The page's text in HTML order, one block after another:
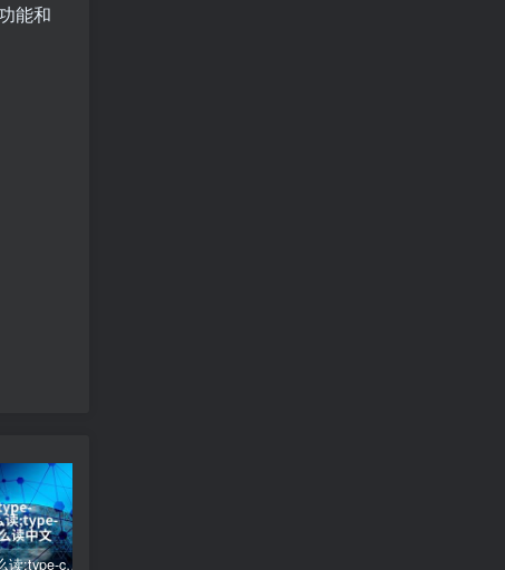
能和
type-c怎么读;type-c怎么读中文